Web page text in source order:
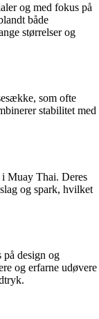
og med fokus på
både
størrelser og
som ofte
stabilitet med
i Muay Thai. Deres
og spark, hvilket
design og
og erfarne udøvere